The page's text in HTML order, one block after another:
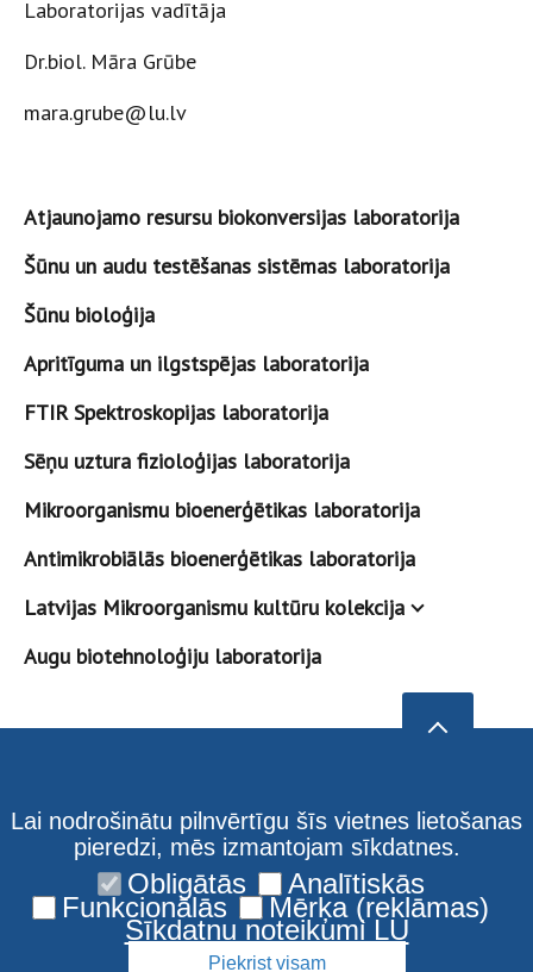
Laboratorijas vadītāja
Dr.biol. Māra Grūbe
mara.grube@lu.lv
Atjaunojamo resursu biokonversijas laboratorija
Šūnu un audu testēšanas sistēmas laboratorija
Šūnu bioloģija
Apritīguma un ilgstspējas laboratorija
FTIR Spektroskopijas laboratorija
Sēņu uztura fizioloģijas laboratorija
Mikroorganismu bioenerģētikas laboratorija
Antimikrobiālās bioenerģētikas laboratorija
Latvijas Mikroorganismu kultūru kolekcija
Augu biotehnoloģiju laboratorija
Lai nodrošinātu pilnvērtīgu šīs vietnes lietošanas
pieredzi, mēs izmantojam sīkdatnes.
Obligātās Analītiskās
Funkcionālās Mērķa (reklāmas)
Sīkdatņu noteikumi LU
Piekrist visam